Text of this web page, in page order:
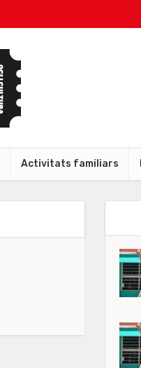
Activitats familiars